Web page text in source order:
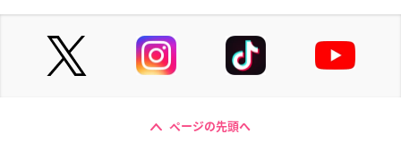
ページの先頭へ